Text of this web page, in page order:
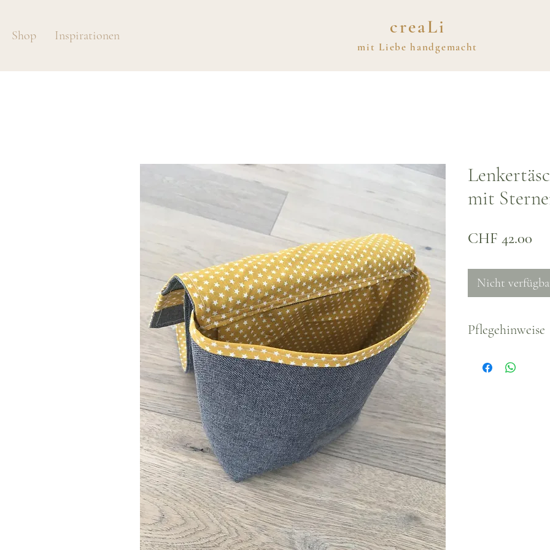
Shop Inspirationen creaLi
mit Liebehandgemacht
mit
CHF 42.00
Nicht
Pflegehinweise